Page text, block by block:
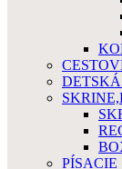
PÍSACIE